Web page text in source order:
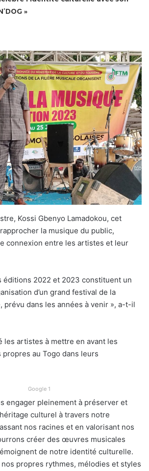
»
Kossi Gbenyo Lamadokou, cet
la musique du public,
connexion entre les artistes et leur
éditions 2022 et 2023 constituent un
d’un grand festival de la
prévu dans les années à venir », a-t-il
les artistes à mettre en avant les
au Togo dans leurs
Google 1
engager pleinement à préserver et
culturel à travers notre
nos racines et en valorisant nos
créer des œuvres musicales
de notre identité culturelle.
nos propres rythmes, mélodies et styles